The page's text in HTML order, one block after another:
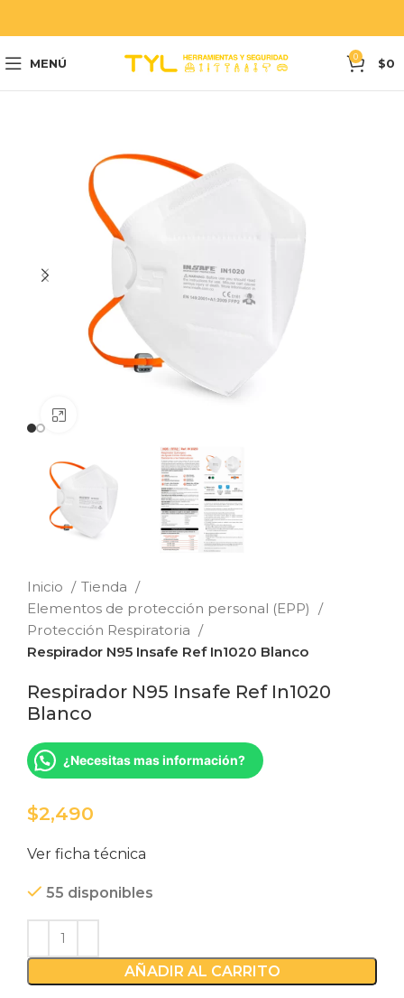
MENÚ 0 $0
Inicio
Tienda
Elementos de protección personal (EPP)
Protección Respiratoria
Respirador N95 Insafe Ref In1020 Blanco
Respirador N95 Insafe Ref In1020
Blanco
¿Necesitas mas información?
$
Ver ficha técnica
55 disponibles
AÑADIR AL CARRITO